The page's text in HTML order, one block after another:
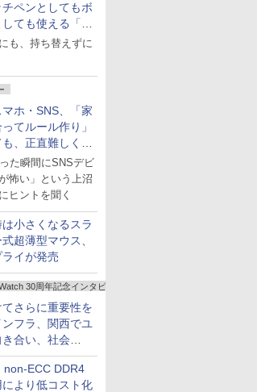
チペンとしてもボ
ても使える「ス
ウェイ」発売
も、持ち替えずに
ホ・SNS、「家
てルール作り」
、正直難しくな
った瞬間にSNSデビ
怖い」という上沼
ヒントを聞く
小さくなるスラ
超薄型マウス、
イが発売
30周年記念インタビュー
さらに重要性を
フラ、関西でユ
合い、社会
い”を起動し続け
ージ
non-ECC DDR4
により低コスト化